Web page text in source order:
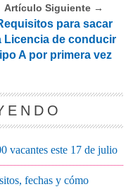
Artículo Siguiente →
para sacar
Licencia de conducir
A por primera vez
vacantes este 17 de julio
fechas y cómo